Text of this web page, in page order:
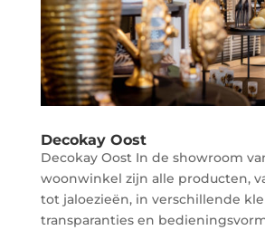
Decokay Oost
Decokay Oost In de showroom
woonwinkel zijn alle producten,
tot jaloezieën, in verschillende
transparanties en